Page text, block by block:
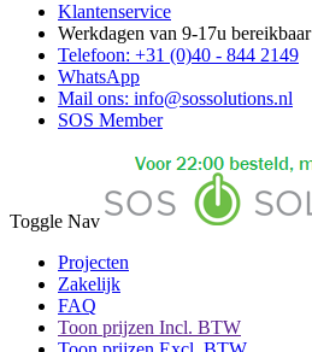
Klantenservice
Werkdagen van 9-17u bereikbaar
Telefoon: +31 (0)40 - 844 2149
WhatsApp
Mail ons: info@sossolutions.nl
SOS Member
Toggle Nav
Projecten
Zakelijk
FAQ
Toon prijzen Incl. BTW